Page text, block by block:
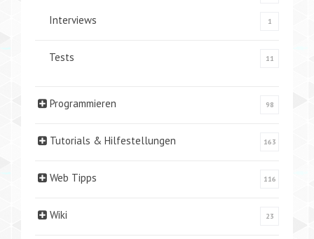
Interviews 1
Tests 11
Programmieren 98
Tutorials & Hilfestellungen 163
Web Tipps 116
Wiki 23